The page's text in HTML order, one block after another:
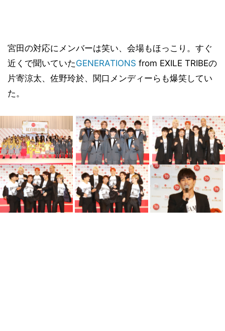
宮田の対応にメンバーは笑い、会場もほっこり。すぐ
近くで聞いていたGENERATIONS from EXILE TRIBEの
片寄涼太、佐野玲於、関口メンディーらも爆笑してい
た。